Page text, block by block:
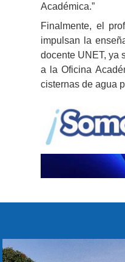
Académica.”
Finalmente, el
impulsan la
docente UNET, ya
a la Oficina
cisternas de agua